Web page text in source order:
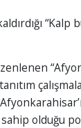
“Kalp
olduğu